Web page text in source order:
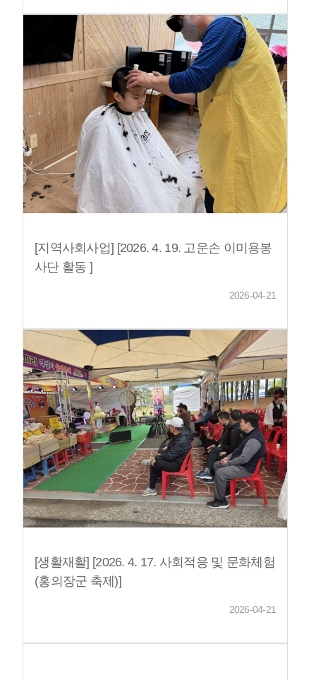
기관소개
[지역사회사업] [2026. 4. 19. 고운손 이미용봉
사단 활동 ]
2026-04-21
[생활재활] [2026. 4. 17. 사회적응 및 문화체험
(홍의장군 축제)]
2026-04-21